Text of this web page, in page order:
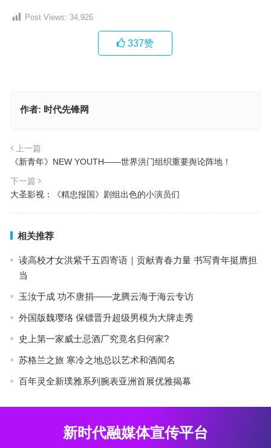
Post Views: 34,926
337赞
作者: 时代先锋网
上一篇
《新青年》NEW YOUTH——世界洪门组织重要舆论阵地！
下一篇
大圣影视：《精忠报国》剧组出色的小演员们
相关推荐
读高校才女洪紫千五四寄语｜贡献青春力量 书写青年挺膺担
当
玉汝于成 功不唐捐——龙腾云海于海云专访
外国版魏璎珞 保镖晋升超级男模为大牌走秀
史上第一家威士忌酒厂究竟名归何家?
苏格兰之旅 寒冷之地总以艺术和酒闻名
百年灵全新璞雅系列腕表亚洲首展优雅揭幕
新时代融媒体宣传平台